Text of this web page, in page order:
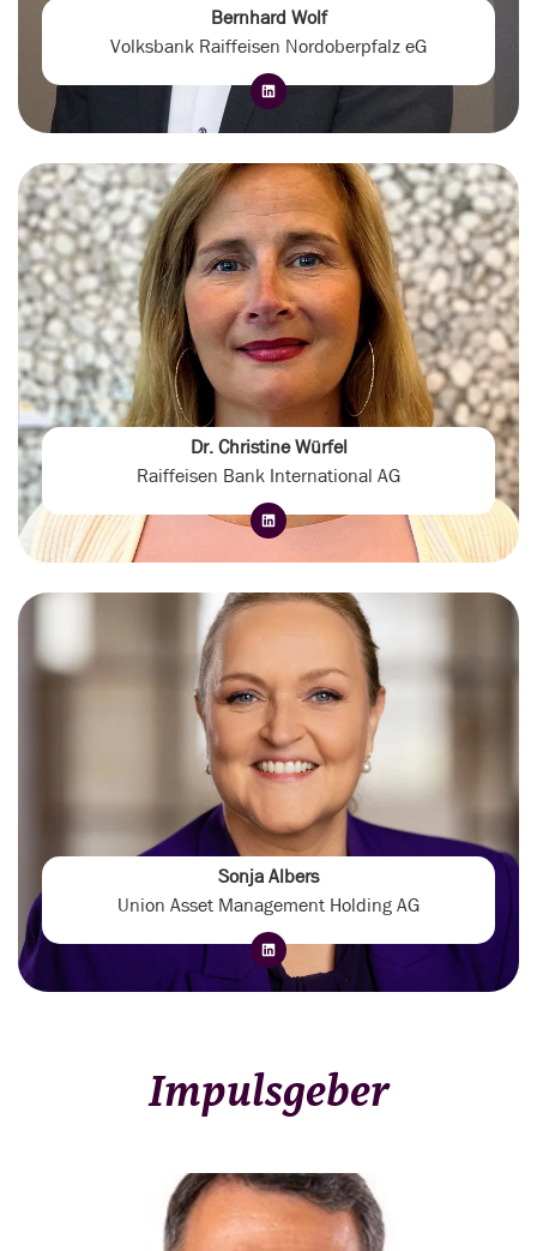
Bernhard Wolf
Volksbank Raiffeisen Nordoberpfalz eG
Dr. Christine Würfel
Raiffeisen Bank International AG
Sonja Albers
Union Asset Management Holding AG
Impulsgeber